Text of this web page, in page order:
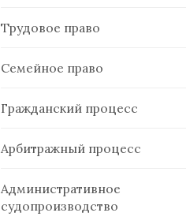
Трудовое право
Семейное право
Гражданский процесс
Арбитражный процесс
Административное
судопроизводство